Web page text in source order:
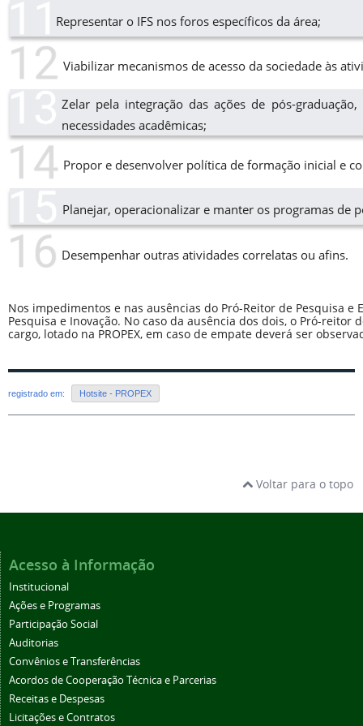
Representar o IFS nos foros específicos da área;
Viabilizar mecanismos de acesso da sociedade às
Zelar pela integração das ações de pós-
necessidades acadêmicas;
Propor e desenvolver política de formação inicial e
Planejar, operacionalizar e manter os programas de
Desempenhar outras atividades correlatas ou afins.
Nos impedimentos e nas ausências do Pró-Reitor de Pesquisa
Pesquisa e Inovação. No caso da ausência dos dois, o Pró-
cargo, lotado na PROPEX, em caso de empate deverá ser
registrado em: Hotsite - PROPEX
Voltar para o topo
Acesso à Informação
Institucional
Ações e Programas
Participação Social
Auditorias
Convênios e Transferências
Acordos de Cooperação Técnica e Parcerias
Receitas e Despesas
Licitações e Contratos